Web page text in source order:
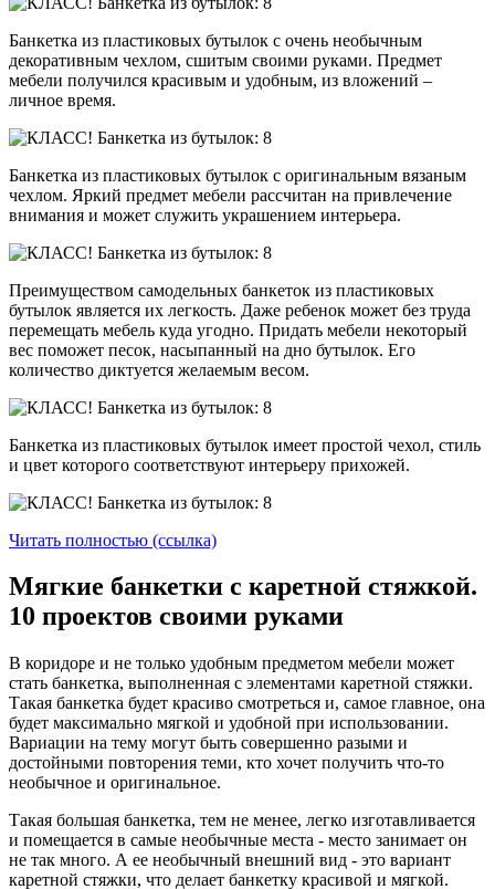
Банкетка из пластиковых бутылок с очень необычным
декоративным чехлом, сшитым своими руками. Предмет
мебели получился красивым и удобным, из вложений –
личное время.
Банкетка из пластиковых бутылок с оригинальным вязаным
чехлом. Яркий предмет мебели рассчитан на привлечение
внимания и может служить украшением интерьера.
Преимуществом самодельных банкеток из пластиковых
бутылок является их легкость. Даже ребенок может без труда
перемещать мебель куда угодно. Придать мебели некоторый
вес поможет песок, насыпанный на дно бутылок. Его
количество диктуется желаемым весом.
Банкетка из пластиковых бутылок имеет простой чехол, стиль
и цвет которого соответствуют интерьеру прихожей.
Читать полностью (ссылка)
Мягкие банкетки с каретной стяжкой.
10 проектов своими руками
В коридоре и не только удобным предметом мебели может
стать банкетка, выполненная с элементами каретной стяжки.
Такая банкетка будет красиво смотреться и, самое главное, она
будет максимально мягкой и удобной при использовании.
Вариации на тему могут быть совершенно разыми и
достойными повторения теми, кто хочет получить что-то
необычное и оригинальное.
Такая большая банкетка, тем не менее, легко изготавливается
и помещается в самые необычные места - место занимает он
не так много. А ее необычный внешний вид - это вариант
каретной стяжки, что делает банкетку красивой и мягкой.